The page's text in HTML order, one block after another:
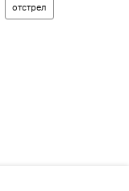
отстрел